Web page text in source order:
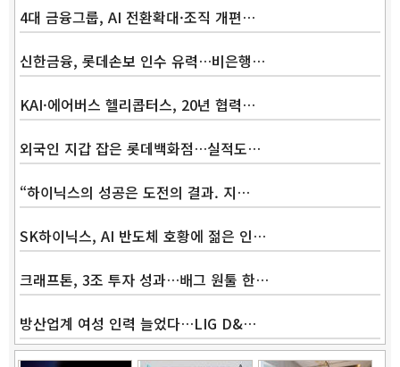
4대 금융그룹, AI 전환확대·조직 개편…
신한금융, 롯데손보 인수 유력…비은행…
KAI·에어버스 헬리콥터스, 20년 협력…
외국인 지갑 잡은 롯데백화점…실적도…
“하이닉스의 성공은 도전의 결과. 지…
SK하이닉스, AI 반도체 호황에 젊은 인…
크래프톤, 3조 투자 성과…배그 원툴 한…
방산업계 여성 인력 늘었다…LIG D&…